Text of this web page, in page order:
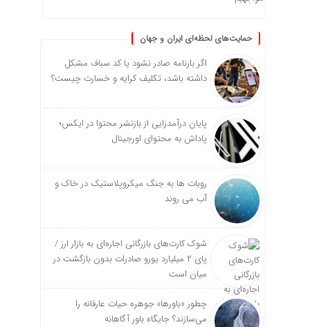
حمایت‌های لحظه‌ای ایران و جهان
اگر بارنامه صادر نشود یا کد سباف مشکل
داشته باشد، تکلیف کرایه و خسارت چیست؟
پایان درآمدزایی از بازنشر محتوا در ایکس؛
پاداش به محتوای اورجینال
روبات ها به جنگ میکروپلاستیک در خاک و
آب می روند
شوک کارت‌های بازرگانی اجاره‌ای به بازار ارز /
پای ۲ میلیارد یورو صادرات بدون بازگشت در
میان است
چطور «باورها» جوهره حیات عارفانه را
می‌سازند؟ جایگاه باور آگاهانه